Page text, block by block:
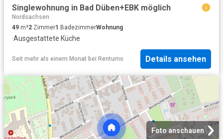
Singlewohnung in Bad Düben+EBK möglich
Nordsachsen
49 m²2 Zimmer1 BadezimmerWohnung
·Ausgestattete Küche
Seit mehr als einem Monat bei Rentumo Details ansehen
Foto anschauen